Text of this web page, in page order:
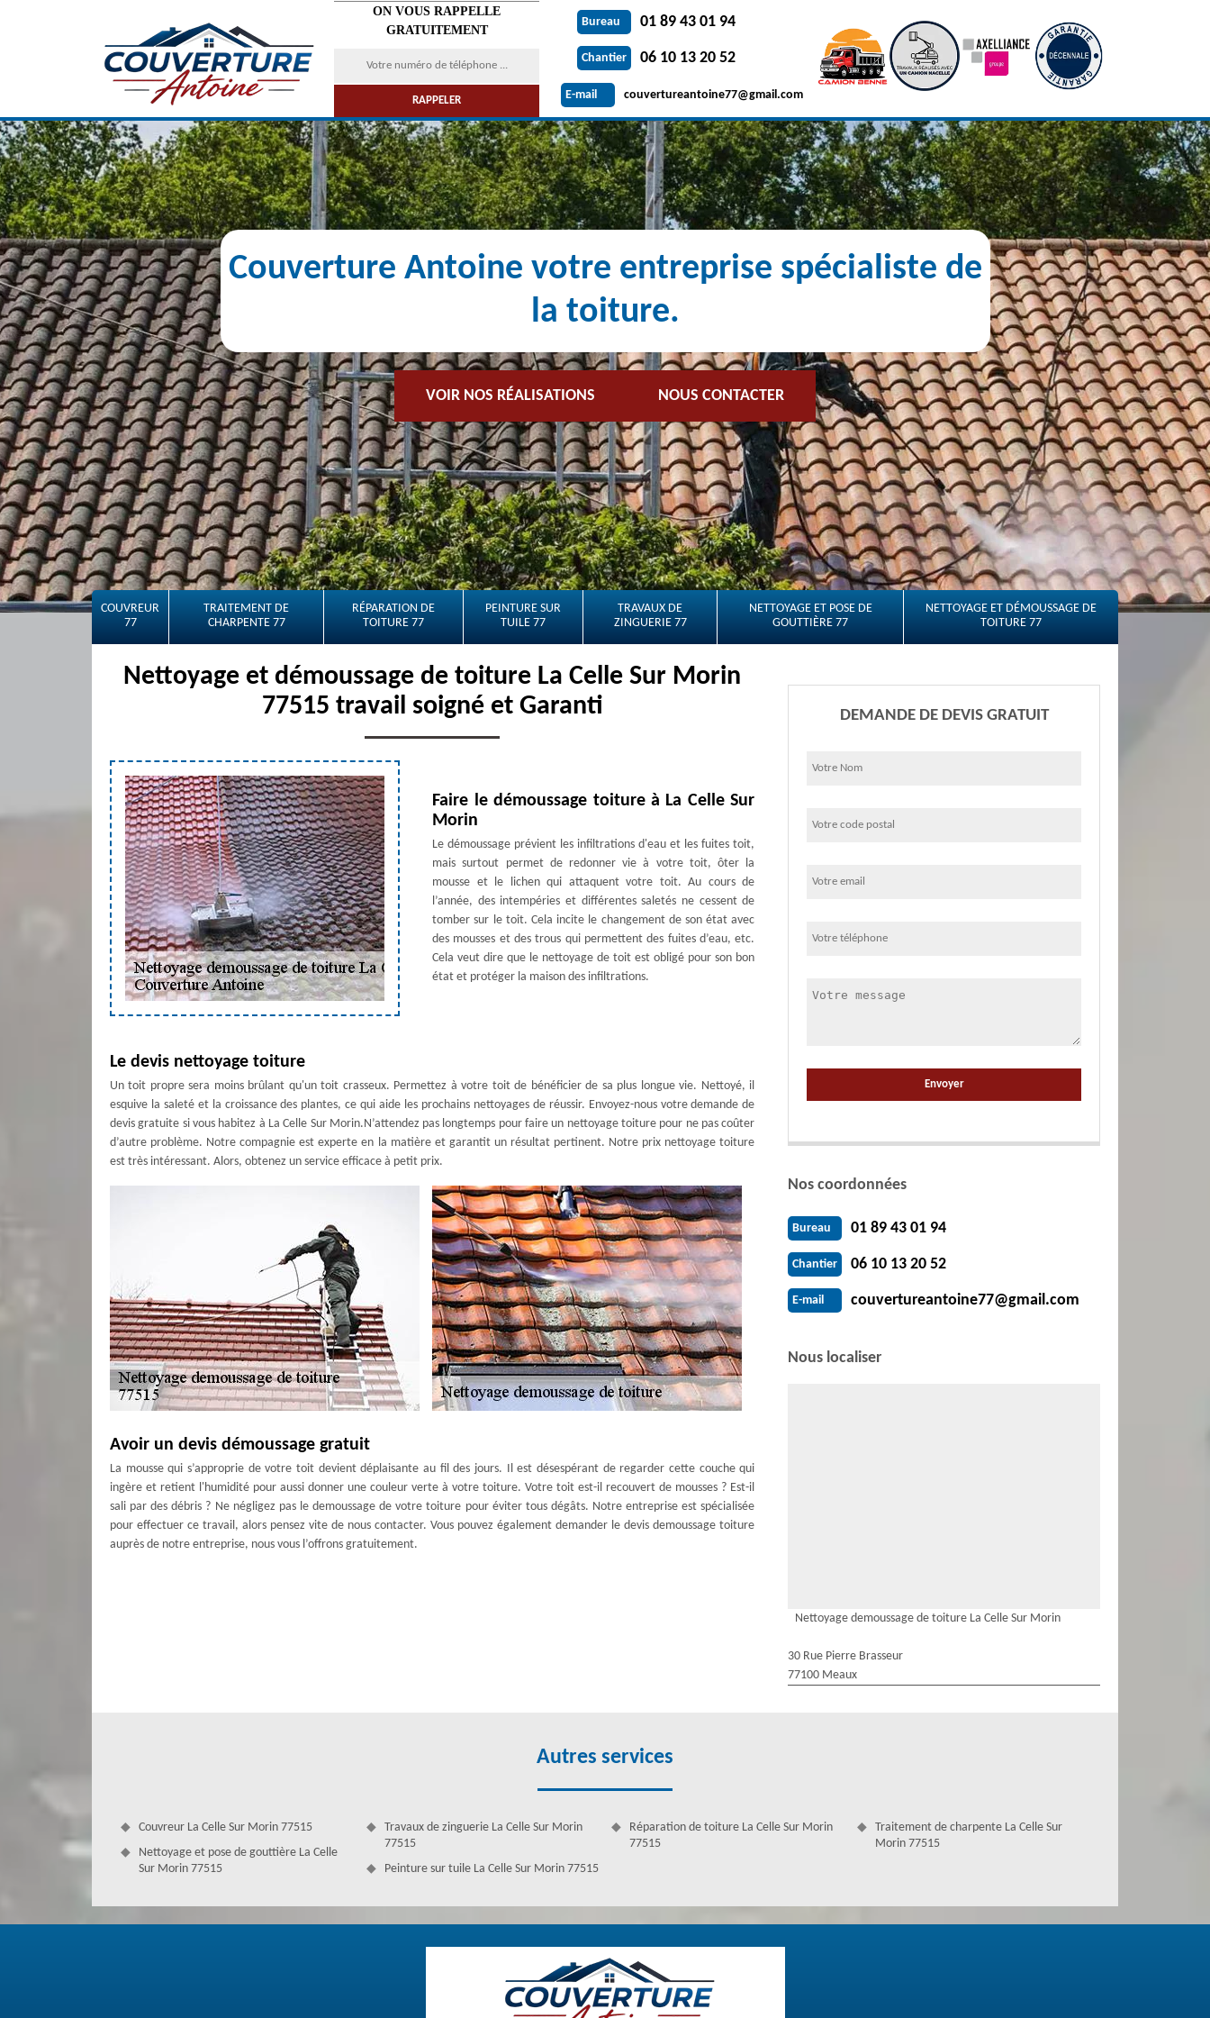
ON VOUS RAPPELLE
GRATUITEMENT
Bureau 01 89 43 01 94
Chantier 06 10 13 20 52
E-mail couvertureantoine77@gmail.com
Couverture Antoine votre entreprise spécialiste de
la toiture.
VOIR NOS RÉALISATIONS NOUS CONTACTER
COUVREUR
77
TRAITEMENT DE
CHARPENTE 77
RÉPARATION DE
TOITURE 77
PEINTURE SUR
TUILE 77
TRAVAUX DE
ZINGUERIE 77
NETTOYAGE ET POSE DE
GOUTTIÈRE 77
NETTOYAGE ET DÉMOUSSAGE DE
TOITURE 77
Nettoyage et démoussage de toiture La Celle Sur Morin
77515 travail soigné et Garanti
Faire le démoussage toiture à La Celle Sur
Morin
Le démoussage prévient les infiltrations d'eau et les fuites toit,
mais surtout permet de redonner vie à votre toit, ôter la
mousse et le lichen qui attaquent votre toit. Au cours de
l’année, des intempéries et différentes saletés ne cessent de
tomber sur le toit. Cela incite le changement de son état avec
des mousses et des trous qui permettent des fuites d’eau, etc.
Cela veut dire que le nettoyage de toit est obligé pour son bon
état et protéger la maison des infiltrations.
Le devis nettoyage toiture
Un toit propre sera moins brûlant qu'un toit crasseux. Permettez à votre toit de bénéficier de sa plus longue vie. Nettoyé, il
esquive la saleté et la croissance des plantes, ce qui aide les prochains nettoyages de réussir. Envoyez-nous votre demande de
devis gratuite si vous habitez à La Celle Sur Morin.N’attendez pas longtemps pour faire un nettoyage toiture pour ne pas coûter
d’autre problème. Notre compagnie est experte en la matière et garantit un résultat pertinent. Notre prix nettoyage toiture
est très intéressant. Alors, obtenez un service efficace à petit prix.
Avoir un devis démoussage gratuit
La mousse qui s’approprie de votre toit devient déplaisante au fil des jours. Il est désespérant de regarder cette couche qui
ingère et retient l'humidité pour aussi donner une couleur verte à votre toiture. Votre toit est-il recouvert de mousses ? Est-il
sali par des débris ? Ne négligez pas le demoussage de votre toiture pour éviter tous dégâts. Notre entreprise est spécialisée
pour effectuer ce travail, alors pensez vite de nous contacter. Vous pouvez également demander le devis demoussage toiture
auprès de notre entreprise, nous vous l’offrons gratuitement.
Pour le bien de votre toiture, des travaux de nettoyage et démoussage sont indispensables régulièrement. Pour cela,
Couverture Antoine vous offre les bons conseils pour entretenir et pour solidifier votre couverture. En effet, Couverture Antoine
DEMANDE DE DEVIS GRATUIT
Nos coordonnées
Bureau 01 89 43 01 94
Chantier 06 10 13 20 52
E-mail couvertureantoine77@gmail.com
Nous localiser
Nettoyage demoussage de toiture La Celle Sur Morin
30 Rue Pierre Brasseur
77100 Meaux
Autres services
Couvreur La Celle Sur Morin 77515
Nettoyage et pose de gouttière La Celle
Sur Morin 77515
Travaux de zinguerie La Celle Sur Morin
77515
Peinture sur tuile La Celle Sur Morin 77515
Réparation de toiture La Celle Sur Morin
77515
Traitement de charpente La Celle Sur
Morin 77515